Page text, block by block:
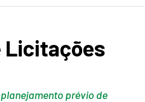
Licitações
prévio de